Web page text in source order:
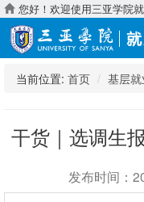
您好！欢迎使用三亚学院
当前位置: 首页 基层就
干货｜选调生
发布时间：